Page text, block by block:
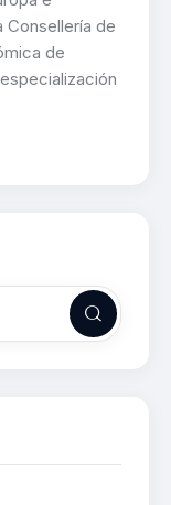
Consellería de
de